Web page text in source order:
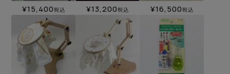
¥15,400税込 ¥13,200税込 ¥16,500税込